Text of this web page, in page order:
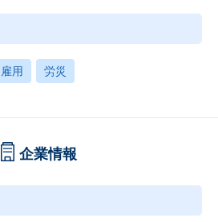
雇用 労災
企業情報